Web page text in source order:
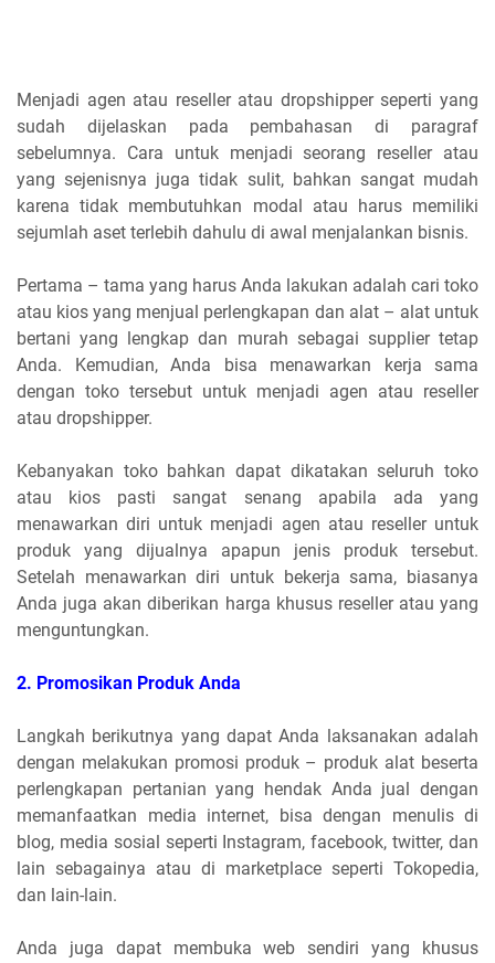
Menjadi agen atau reseller atau dropshipper seperti yang
sudah dijelaskan pada pembahasan di paragraf
sebelumnya. Cara untuk menjadi seorang reseller atau
yang sejenisnya juga tidak sulit, bahkan sangat mudah
karena tidak membutuhkan modal atau harus memiliki
sejumlah aset terlebih dahulu di awal menjalankan bisnis.
Pertama – tama yang harus Anda lakukan adalah cari toko
atau kios yang menjual perlengkapan dan alat – alat untuk
bertani yang lengkap dan murah sebagai supplier tetap
Anda. Kemudian, Anda bisa menawarkan kerja sama
dengan toko tersebut untuk menjadi agen atau reseller
atau dropshipper.
Kebanyakan toko bahkan dapat dikatakan seluruh toko
atau kios pasti sangat senang apabila ada yang
menawarkan diri untuk menjadi agen atau reseller untuk
produk yang dijualnya apapun jenis produk tersebut.
Setelah menawarkan diri untuk bekerja sama, biasanya
Anda juga akan diberikan harga khusus reseller atau yang
menguntungkan.
2. Promosikan Produk Anda
Langkah berikutnya yang dapat Anda laksanakan adalah
dengan melakukan promosi produk – produk alat beserta
perlengkapan pertanian yang hendak Anda jual dengan
memanfaatkan media internet, bisa dengan menulis di
blog, media sosial seperti Instagram, facebook, twitter, dan
lain sebagainya atau di marketplace seperti Tokopedia,
dan lain-lain.
Anda juga dapat membuka web sendiri yang khusus